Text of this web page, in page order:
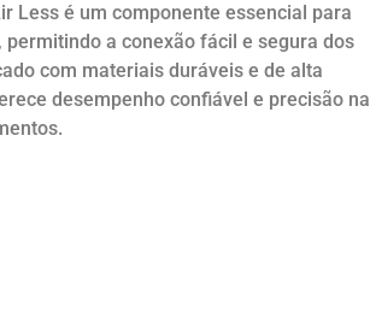
Less é um componente essencial para
a conexão fácil e segura dos
com materiais duráveis e de alta
desempenho confiável e precisão na